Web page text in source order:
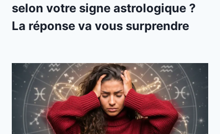
selon votre signe astrologique ?
La réponse va vous surprendre